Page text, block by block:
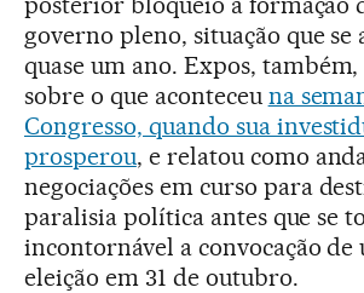
governo pleno, situação que se
quase um ano. Expos, também,
sobre o que aconteceu na
Congresso, quando sua
prosperou, e relatou como
negociações em curso para
paralisia política antes que se
incontornável a convocação
eleição em 31 de outubro.